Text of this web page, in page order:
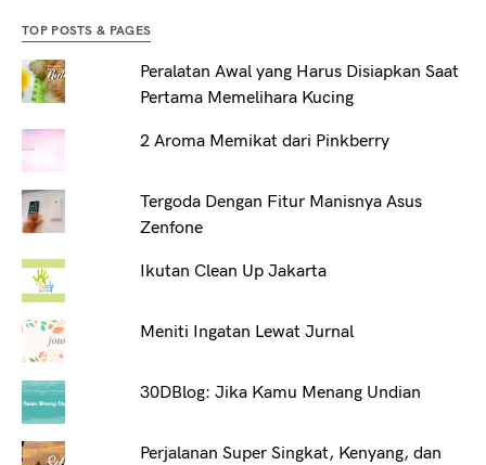
TOP POSTS & PAGES
Peralatan Awal yang Harus Disiapkan Saat
Pertama Memelihara Kucing
2 Aroma Memikat dari Pinkberry
Tergoda Dengan Fitur Manisnya Asus
Zenfone
Ikutan Clean Up Jakarta
Meniti Ingatan Lewat Jurnal
30DBlog: Jika Kamu Menang Undian
Perjalanan Super Singkat, Kenyang, dan